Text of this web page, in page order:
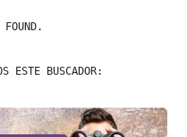
FOUND.
ESTE BUSCADOR: